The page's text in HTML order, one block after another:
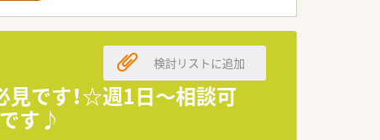
です！☆週1日～相談可
す♪
検討リストに追加